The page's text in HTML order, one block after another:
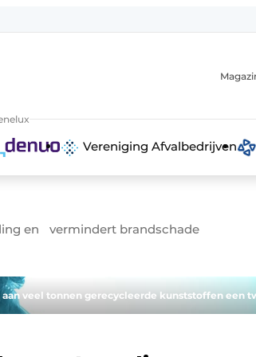
Vereniging Afvalbedrijven
en vermindert brandschade
aan veel tonnen gerecycleerde kunststoffen een